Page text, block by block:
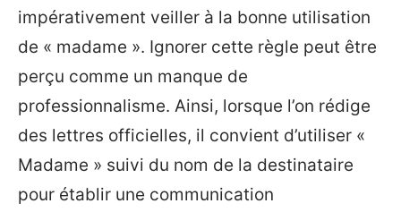
impérativement veiller à la bonne utilisation
de « madame ». Ignorer cette règle peut être
perçu comme un manque de
professionnalisme. Ainsi, lorsque l’on rédige
des lettres officielles, il convient d’utiliser «
Madame » suivi du nom de la destinataire
pour établir une communication